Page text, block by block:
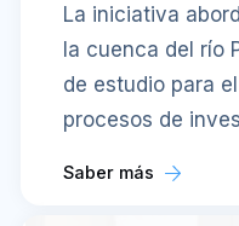
La iniciativa
la cuenca del río
de estudio para
procesos de
Saber más